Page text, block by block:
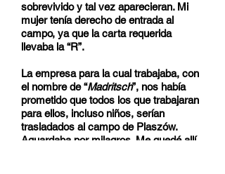
sobrevivido y tal vez aparecieran. Mi
mujer tenía derecho de entrada al
campo, ya que la carta requerida
llevaba la “R”.
La empresa para la cual trabajaba, con
el nombre de “Madritsch”, nos había
prometido que todos los que trabajaran
para ellos, incluso niños, serían
trasladados al campo de Plaszów.
Aguardaba por milagros. Me quedé allí